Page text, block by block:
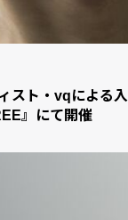
スト・vqによる
』にて開催